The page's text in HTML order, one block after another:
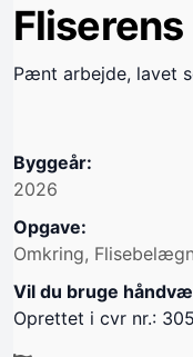
Fliserens
Pænt arbejde, lavet
Byggeår:
2026
Opgave:
Omkring,
Vil du bruge
Oprettet i cvr nr.: